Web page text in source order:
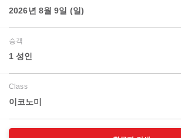
2026년 8월 9일 (일)
승객
1 성인
Class
이코노미